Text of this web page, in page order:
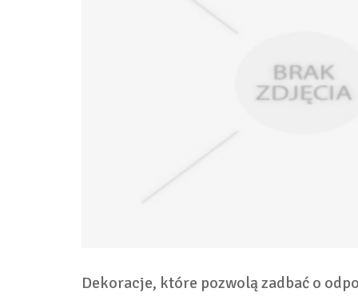
Dekoracje, które pozwolą zadbać o